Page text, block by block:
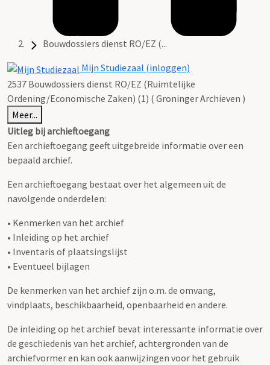
Bouwdossiers dienst RO/EZ (...
Mijn Studiezaal (inloggen)
2537 Bouwdossiers dienst RO/EZ (Ruimtelijke
Ordening/Economische Zaken) (1) ( Groninger Archieven )
Meer...
Uitleg bij archieftoegang
Een archieftoegang geeft uitgebreide informatie over een
bepaald archief.
Een archieftoegang bestaat over het algemeen uit de
navolgende onderdelen:
• Kenmerken van het archief
• Inleiding op het archief
• Inventaris of plaatsingslijst
• Eventueel bijlagen
De kenmerken van het archief zijn o.m. de omvang,
vindplaats, beschikbaarheid, openbaarheid en andere.
De inleiding op het archief bevat interessante informatie over
de geschiedenis van het archief, achtergronden van de
archiefvormer en kan ook aanwijzingen voor het gebruik